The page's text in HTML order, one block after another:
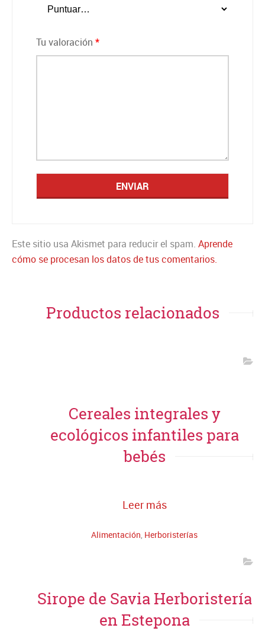
Tu valoración *
Este sitio usa Akismet para reducir el spam. Aprende
cómo se procesan los datos de tus comentarios.
Productos relacionados
Cereales integrales y
ecológicos infantiles para
bebés
Leer más
Alimentación, Herboristerías
Sirope de Savia Herboristería
en Estepona